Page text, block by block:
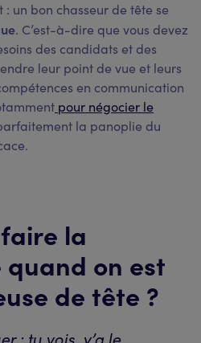
un bon chasseur de tête se
. C’est-à-dire que vous devez
des candidats et des
leur point de vue et leurs
en communication
pour négocier le
la panoplie du
la
on est
de tête ?
: tu vois, y’a le